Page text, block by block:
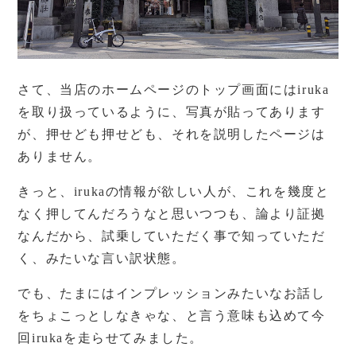
さて、当店のホームページのトップ画面にはiruka
を取り扱っているように、写真が貼ってあります
が、押せども押せども、それを説明したページは
ありません。
きっと、irukaの情報が欲しい人が、これを幾度と
なく押してんだろうなと思いつつも、論より証拠
なんだから、試乗していただく事で知っていただ
く、みたいな言い訳状態。
でも、たまにはインプレッションみたいなお話し
をちょこっとしなきゃな、と言う意味も込めて今
回irukaを走らせてみました。